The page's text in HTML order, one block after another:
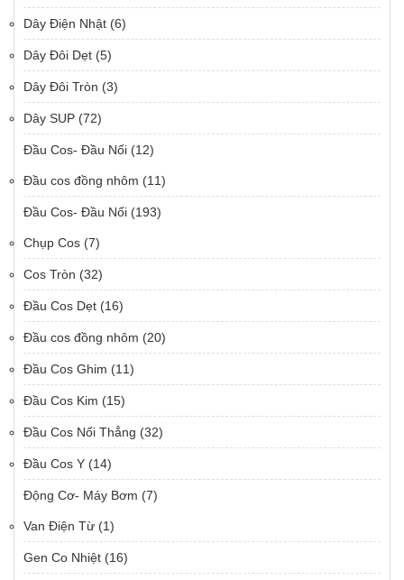
Dây Điện Nhật (6)
Dây Đôi Dẹt (5)
Dây Đôi Tròn (3)
Dây SUP (72)
Đầu Cos- Đầu Nối (12)
Đầu cos đồng nhôm (11)
Đầu Cos- Đầu Nối (193)
Chụp Cos (7)
Cos Tròn (32)
Đầu Cos Dẹt (16)
Đầu cos đồng nhôm (20)
Đầu Cos Ghim (11)
Đầu Cos Kim (15)
Đầu Cos Nối Thẳng (32)
Đầu Cos Y (14)
Động Cơ- Máy Bơm (7)
Van Điện Từ (1)
Gen Co Nhiệt (16)